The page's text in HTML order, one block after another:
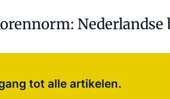
tot alle artikelen.